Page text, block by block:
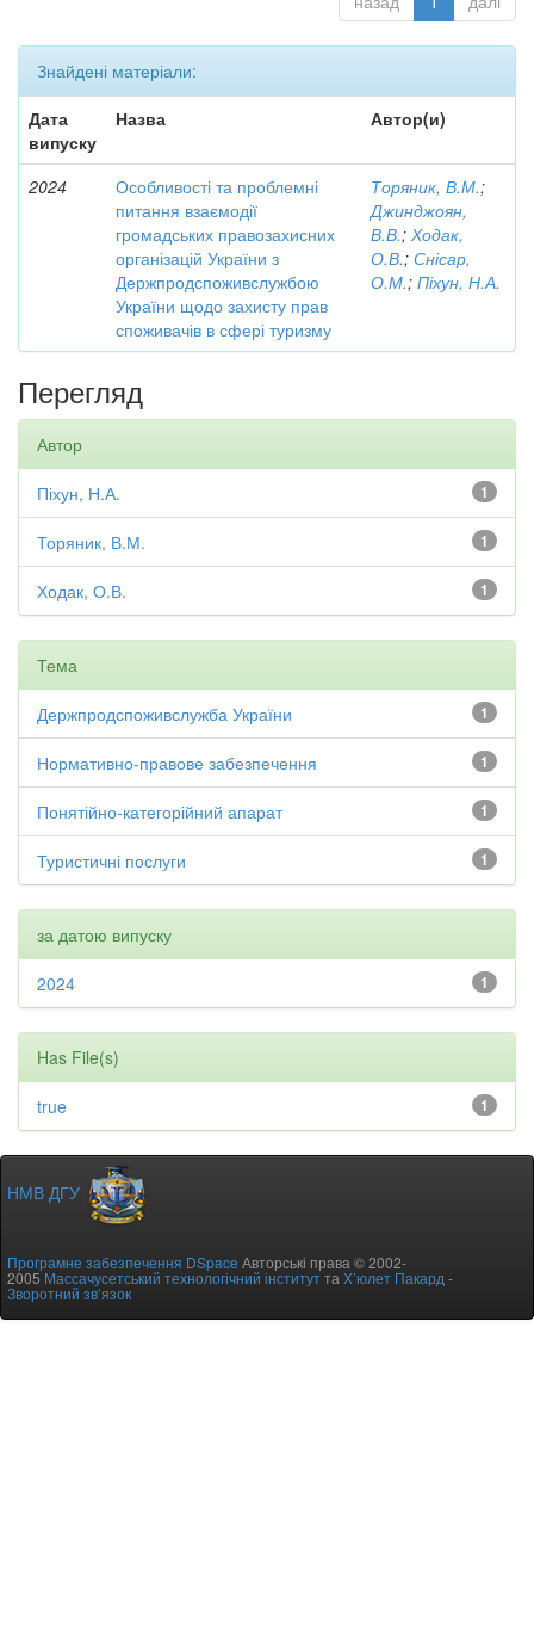
Знайдені матеріали:
Дата
випуску
Назва Автор(и)
2024
Особливості та проблемні
питання взаємодії
громадських правозахисних
організацій України з
Держпродспоживслужбою
України щодо захисту прав
споживачів в сфері туризму
Торяник, В.М.;
Джинджоян,
В.В.; Ходак,
О.В.; Снісар,
О.М.; Піхун, Н.А.
Перегляд
Автор
1
Піхун, Н.А.
1
Торяник, В.М.
1
Ходак, О.В.
Тема
1
Держпродспоживслужба України
1
Нормативно-правове забезпечення
1
Понятійно-категорійний апарат
1
Туристичні послуги
за датою випуску
1
2024
Has File(s)
1
true
НМВ ДГУ
Програмне забезпечення DSpace Авторські права © 2002-
2005Массачусетський технологічний інститутта Х’юлет Пакард -
Зворотний зв’язок